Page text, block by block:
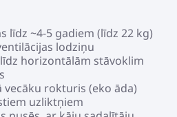
līdz ~4-5 gadiem (līdz 22 kg)
lodziņu
horizontālām stāvoklim
rokturis (eko āda)
uzliktņiem